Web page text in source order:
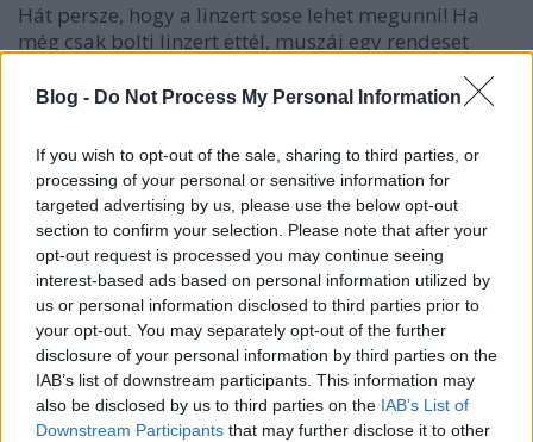
Blog - Do Not Process My Personal Information
If you wish to opt-out of the sale, sharing to third parties, or
processing of your personal or sensitive information for
targeted advertising by us, please use the below opt-out
section to confirm your selection. Please note that after your
opt-out request is processed you may continue seeing
interest-based ads based on personal information utilized by
us or personal information disclosed to third parties prior to
your opt-out. You may separately opt-out of the further
disclosure of your personal information by third parties on the
IAB’s list of downstream participants. This information may
also be disclosed by us to third parties on the IAB’s List of
Downstream Participants that may further disclose it to other
Hát persze, hogy a linzert sose lehet megunni! Ha
még csak bolti linzert ettél, muszáj egy rendeset
különbségen, mennyire más, ha igazi vajból
töltöttet eszel, maximum egy kis dióval
megbolondítva, azt azért…
Pucér torta: Epres-kardamomos
szülinapi torta
édesem •2015. február 17.
Csak a belső számít - mondanám, ha kívül csúnya
lenne, de nem az. Itt nem árulunk zsákbamacskát,
nem lehet eltüntetni a tortát több kiló színes